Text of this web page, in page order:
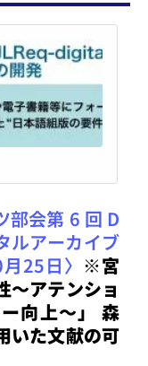
部会第 6 回 D
ルアーカイブ
25日〉 ※宮
〜アテンショ
向上〜」 森
いた文献の可